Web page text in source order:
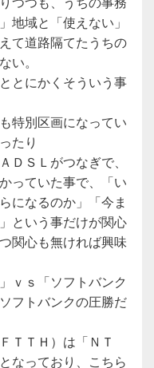
地域と「使えない」
て道路隔てたうちの
い。
とにかくそういう事
特別区画になってい
たり
ＤＳＬがつなぎで、
っていた事で、「い
になるのか」「今ま
という事だけが関心
関心も無ければ興味
ｖｓ「ソフトバンク
フトバンクの圧勝だ
ＴＴＨ）は「ＮＴ
なっており、こちら